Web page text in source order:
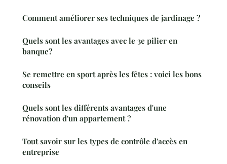
Comment améliorer ses techniques de jardinage ?
Quels sont les avantages avec le 3e pilier en
banque?
Se remettre en sport après les fêtes : voici les bons
conseils
Quels sont les différents avantages d'une
rénovation d'un appartement ?
Tout savoir sur les types de contrôle d'accès en
entreprise